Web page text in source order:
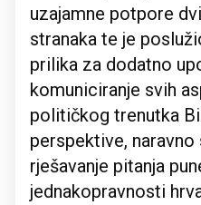
uzajamne potpore
stranaka te je
prilika za dodatno
komuniciranje svih
političkog trenutka
perspektive,
rješavanje pitanja
jednakopravnosti